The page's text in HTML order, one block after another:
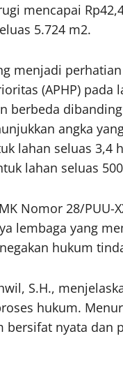
mencapai
5.724 m2.
menjadi
(APHP)
berbeda
angka
lahan seluas
lahan seluas
Nomor 28/PUU-
lembaga yang
hukum
S.H.,
hukum.
bersifat nyata dan